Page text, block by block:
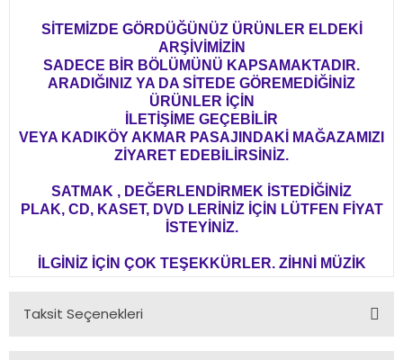
SİTEMİZDE GÖRDÜĞÜNÜZ ÜRÜNLER ELDEKİ
ARŞİVİMİZİN
SADECE BİR BÖLÜMÜNÜ KAPSAMAKTADIR.
ARADIĞINIZ YA DA SİTEDE GÖREMEDİĞİNİZ
ÜRÜNLER İÇİN
İLETİŞİME GEÇEBİLİR
VEYA KADIKÖY AKMAR PASAJINDAKİ MAĞAZAMIZI
ZİYARET EDEBİLİRSİNİZ.
SATMAK , DEĞERLENDİRMEK İSTEDİĞİNİZ
PLAK, CD, KASET, DVD LERİNİZ İÇİN LÜTFEN FİYAT
İSTEYİNİZ.
İLGİNİZ İÇİN ÇOK TEŞEKKÜRLER. ZİHNİ MÜZİK
Taksit Seçenekleri